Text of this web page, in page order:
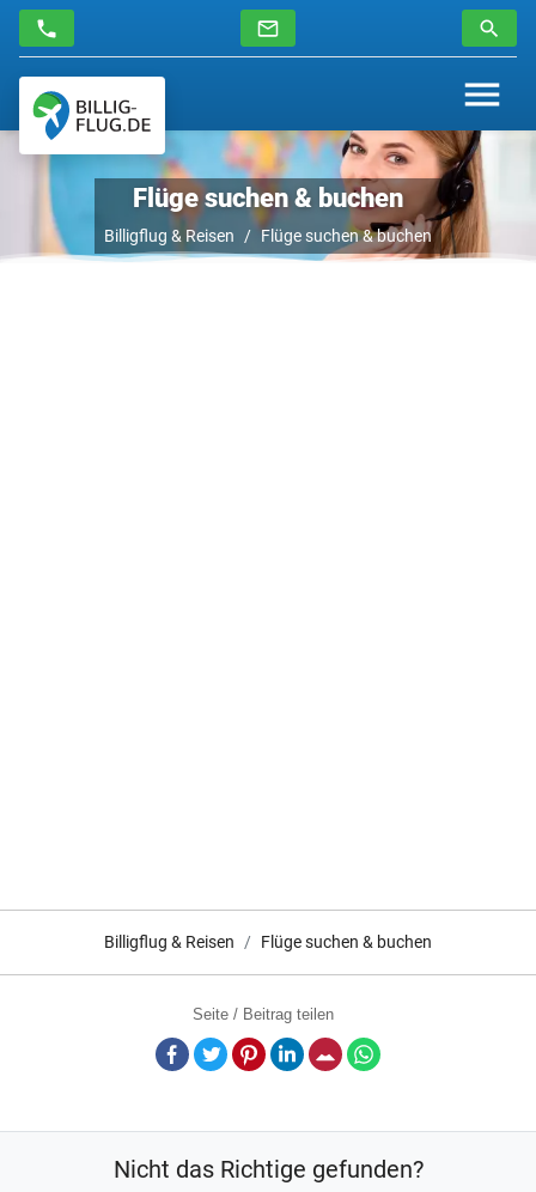
Flüge suchen & buchen
Billigflug & Reisen Flüge suchen & buchen
Billigflug & Reisen Flüge suchen & buchen
Seite / Beitrag teilen
Facebook
TwitterPinterestLinkedInE-Mail
Nicht das Richtige gefunden?